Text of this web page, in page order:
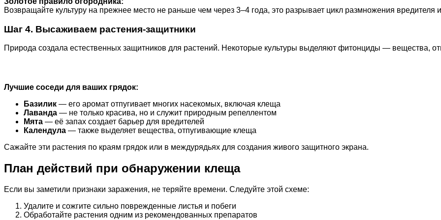
Возвращайте культуру на прежнее место не раньше чем через 3–4 года, это разрывает цикл размножения вредителя
Шаг 4. Высаживаем растения-защитники
Природа создала естественных защитников для растений. Некоторые культуры выделяют фитонциды — вещества,
Лучшие соседи для ваших грядок:
Базилик — его аромат отпугивает многих насекомых, включая клеща
Лаванда — не только красива, но и служит природным репеллентом
Мята — её запах создает барьер для вредителей
Календула — также выделяет вещества, отпугивающие клеща
Сажайте эти растения по краям грядок или в междурядьях для создания живого защитного экрана.
План действий при обнаружении клеща
Если вы заметили признаки заражения, не теряйте времени. Следуйте этой схеме:
Удалите и сожгите сильно поврежденные листья и побеги
Обработайте растения одним из рекомендованных препаратов